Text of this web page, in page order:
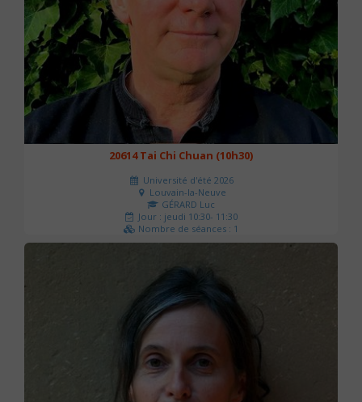
20614 Tai Chi Chuan (10h30)
Université d'été 2026
Louvain-la-Neuve
GÉRARD Luc
Jour : jeudi 10:30- 11:30
Nombre de séances : 1
0 €